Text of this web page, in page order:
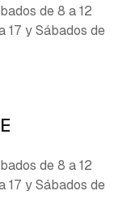
de 8 a 12
17 y Sábados de
de 8 a 12
17 y Sábados de